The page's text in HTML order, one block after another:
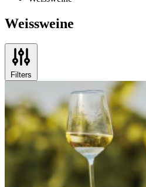
Weissweine
Filters